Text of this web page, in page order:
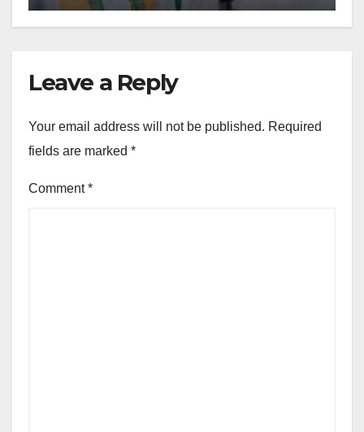
Leave a Reply
Your email address will not be published. Required
fields are marked *
Comment*